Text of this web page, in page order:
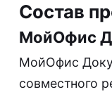
Состав
МойОфис
МойОфис
совместного